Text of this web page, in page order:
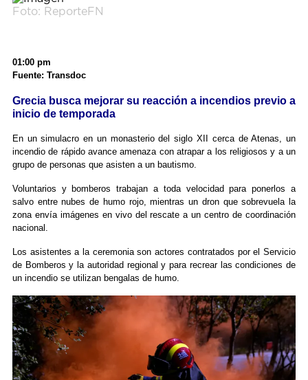
Foto: ReporteFN
01:00 pm
Fuente: Transdoc
Grecia busca mejorar su reacción a incendios previo a
inicio de temporada
En un simulacro en un monasterio del siglo XII cerca de Atenas, un
incendio de rápido avance amenaza con atrapar a los religiosos y a un
grupo de personas que asisten a un bautismo.
Voluntarios y bomberos trabajan a toda velocidad para ponerlos a
salvo entre nubes de humo rojo, mientras un dron que sobrevuela la
zona envía imágenes en vivo del rescate a un centro de coordinación
nacional.
Los asistentes a la ceremonia son actores contratados por el Servicio
de Bomberos y la autoridad regional y para recrear las condiciones de
un incendio se utilizan bengalas de humo.